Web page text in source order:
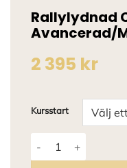
Rallylydnad
Avancerad/
2 395 kr
Kursstart
Rallylydnad